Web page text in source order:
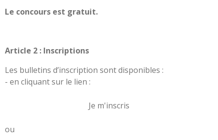
Le concours est gratuit.
Article 2 : Inscriptions
Les bulletins d’inscription sont disponibles :
- en cliquant sur le lien :
Je m'inscris
ou